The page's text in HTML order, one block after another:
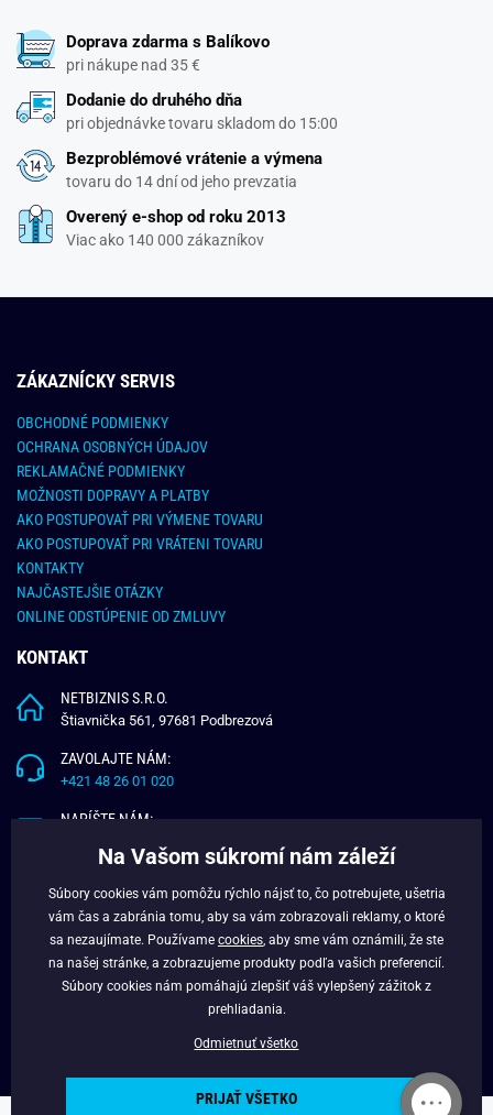
Doprava zdarma s Balíkovo
pri nákupe nad 35 €
Dodanie do druhého dňa
pri objednávke tovaru skladom do 15:00
Bezproblémové vrátenie a výmena
tovaru do 14 dní od jeho prevzatia
Overený e-shop od roku 2013
Viac ako 140 000 zákazníkov
ZÁKAZNÍCKY SERVIS
OBCHODNÉ PODMIENKY
OCHRANA OSOBNÝCH ÚDAJOV
REKLAMAČNÉ PODMIENKY
MOŽNOSTI DOPRAVY A PLATBY
AKO POSTUPOVAŤ PRI VÝMENE TOVARU
AKO POSTUPOVAŤ PRI VRÁTENI TOVARU
KONTAKTY
NAJČASTEJŠIE OTÁZKY
ONLINE ODSTÚPENIE OD ZMLUVY
KONTAKT
NETBIZNIS S.R.O.
Štiavnička 561, 97681 Podbrezová
ZAVOLAJTE NÁM:
+421 48 26 01 020
NAPÍŠTE NÁM:
O NÁS
VERNOSTNÝ PROGRAM
BLOG
Na Vašom súkromí nám záleží
Súbory cookies vám pomôžu rýchlo nájsť to, čo potrebujete, ušetria
vám čas a zabránia tomu, aby sa vám zobrazovali reklamy, o ktoré
sa nezaujímate. Používame cookies , aby sme vám oznámili, že ste
na našej stránke, a zobrazujeme produkty podľa vašich preferencií.
Súbory cookies nám pomáhajú zlepšiť váš vylepšený zážitok z
prehliadania.
Odmietnuť všetko
PRIJAŤ VŠETKO